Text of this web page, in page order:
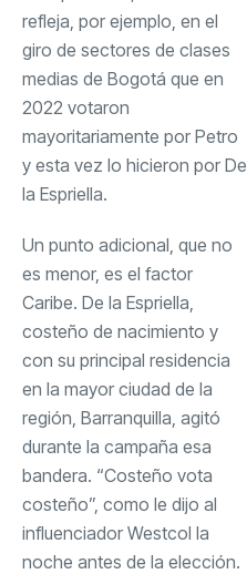
refleja, por ejemplo, en el
giro de sectores de clases
medias de Bogotá que en
2022 votaron
mayoritariamente por Petro
y esta vez lo hicieron por De
la Espriella.
Un punto adicional, que no
es menor, es el factor
Caribe. De la Espriella,
costeño de nacimiento y
con su principal residencia
en la mayor ciudad de la
región, Barranquilla, agitó
durante la campaña esa
bandera. “Costeño vota
costeño”, como le dijo al
influenciador Westcol la
noche antes de la elección.